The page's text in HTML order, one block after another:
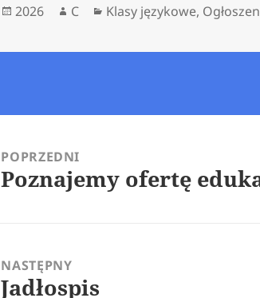
Data
2026 Autor
C Kategorie
Klasy językowe,
POPRZEDNI
Poprzedni
Poznajemy ofertę
NASTĘPNY
Następny
Jadłospis